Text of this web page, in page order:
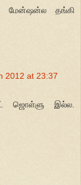
மேன்ஷன்ல தங்கி
2012 at 23:37
ஜொள்ளு இல்ல.